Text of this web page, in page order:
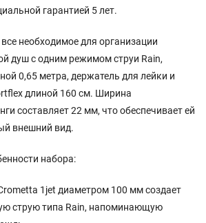
гарантией 5 лет.
необходимое для организации
душ с одним режимом струи Rain,
0,65 метра, держатель для лейки и
длиной 160 см. Ширина
составляет 22 мм, что обеспечивает ей
внешний вид.
набора:
1jet диаметром 100 мм создает
струю типа Rain, напоминающую